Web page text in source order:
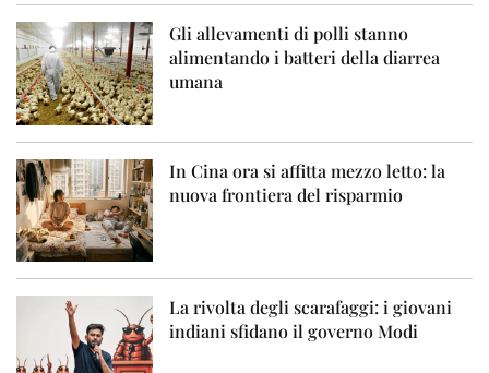
Gli allevamenti di polli stanno
alimentando i batteri della diarrea
umana
In Cina ora si affitta mezzo letto: la
nuova frontiera del risparmio
La rivolta degli scarafaggi: i giovani
indiani sfidano il governo Modi